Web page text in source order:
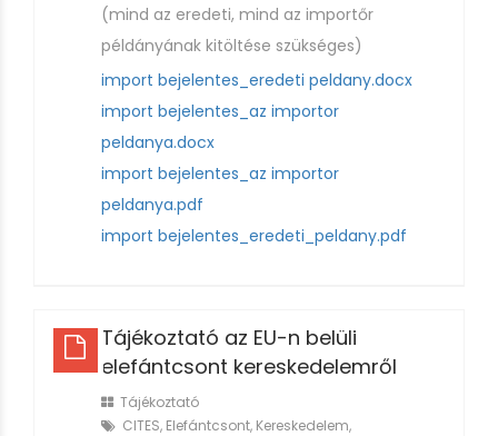
(mind az eredeti, mind az importőr
példányának kitöltése szükséges)
import bejelentes_eredeti peldany.docx
import bejelentes_az importor
peldanya.docx
import bejelentes_az importor
peldanya.pdf
import bejelentes_eredeti_peldany.pdf
Tájékoztató az EU-n belüli
elefántcsont kereskedelemről
Tájékoztató
CITES, Elefántcsont, Kereskedelem,